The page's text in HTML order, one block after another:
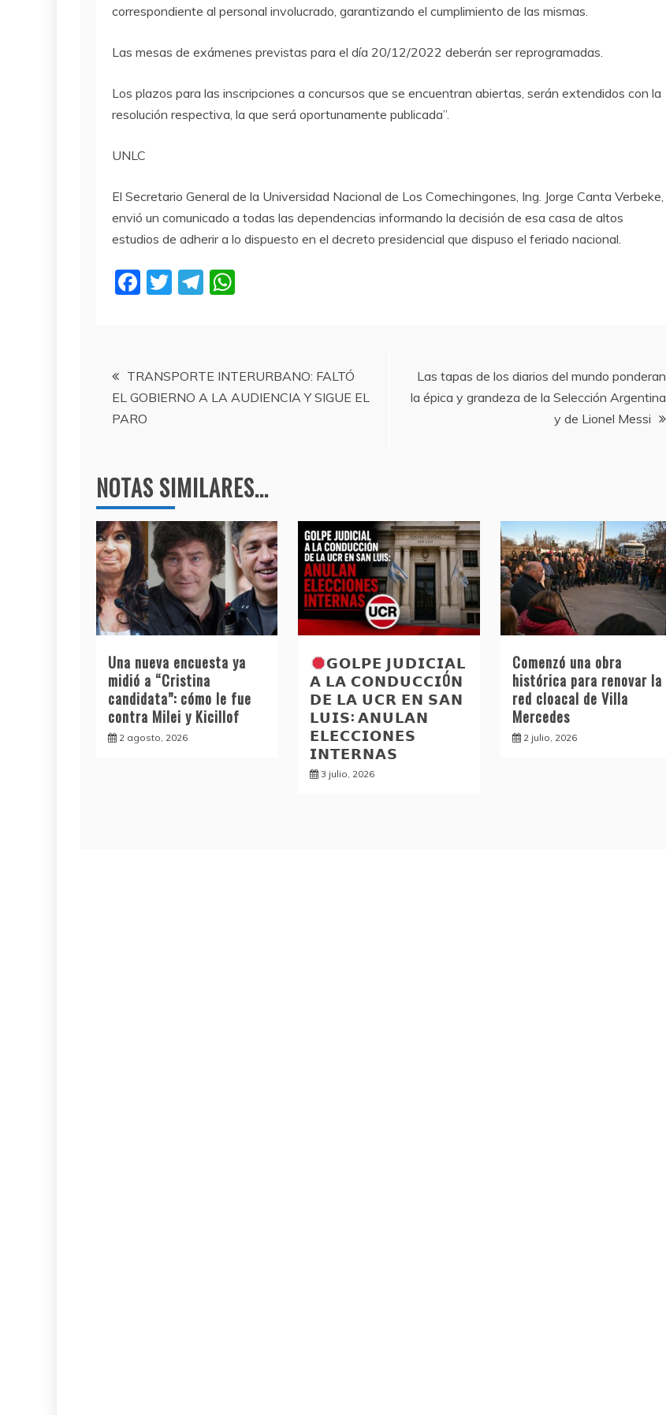
correspondiente al personal involucrado, garantizando el cumplimiento de las mismas.
Las mesas de exámenes previstas para el día 20/12/2022 deberán ser reprogramadas.
Los plazos para las inscripciones a concursos que se encuentran abiertas, serán extendidos con la
resolución respectiva, la que será oportunamente publicada”.
UNLC
El Secretario General de la Universidad Nacional de Los Comechingones, Ing. Jorge Canta Verbeke,
envió un comunicado a todas las dependencias informando la decisión de esa casa de altos
estudios de adherir a lo dispuesto en el decreto presidencial que dispuso el feriado nacional.
F
b
o
o
T
T
a
m
A
p
Navegación
de
TRANSPORTE INTERURBANO: FALTÓ
EL GOBIERNO A LA AUDIENCIA Y SIGUE EL
PARO
Las tapas de los diarios del mundo ponderan
la épica y grandeza de la Selección Argentina
y de Lionel Messi
NOTAS SIMILARES...
Una nueva encuesta ya
midió a “Cristina
candidata”: cómo le fue
contra Milei y Kicillof
2 agosto, 2026
𝗚𝗢𝗟𝗣𝗘 𝗝𝗨𝗗𝗜𝗖𝗜𝗔𝗟
𝗔 𝗟𝗔 𝗖𝗢𝗡𝗗𝗨𝗖𝗖𝗜Ó𝗡
𝗗𝗘 𝗟𝗔 𝗨𝗖𝗥 𝗘𝗡 𝗦𝗔𝗡
𝗟𝗨𝗜𝗦: 𝗔𝗡𝗨𝗟𝗔𝗡
𝗘𝗟𝗘𝗖𝗖𝗜𝗢𝗡𝗘𝗦
𝗜𝗡𝗧𝗘𝗥𝗡𝗔𝗦
3 julio, 2026
Comenzó una obra
histórica para renovar la
red cloacal de Villa
Mercedes
2 julio, 2026